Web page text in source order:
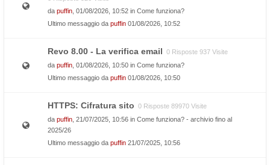
da puffin , 01/08/2026, 10:52 in Come funziona?
Ultimo messaggio da puffin 01/08/2026, 10:52
Revo 8.00 - La verifica email 0 Risposte 937 Visite
da puffin , 01/08/2026, 10:50 in Come funziona?
Ultimo messaggio da puffin 01/08/2026, 10:50
HTTPS: Cifratura sito 0 Risposte 89970 Visite
da puffin , 21/07/2025, 10:56 in Come funziona? - archivio fino al
2025/26
Ultimo messaggio da puffin 21/07/2025, 10:56